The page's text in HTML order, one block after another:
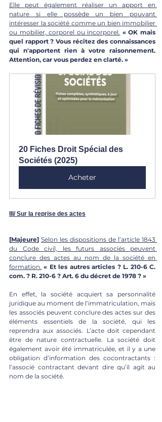
Elle peut également réaliser un apport en
nature si elle possède un bien pouvant
intéresser la société comme un bien immobilier
ou mobilier, corporel ou incorporel. « OK mais
quel rapport ? Vous récitez des connaissances
qui n'apportent rien à votre raisonnement.
Attention, car vous perdez en clarté. »
20 Fiches Droit Spécial des
Sociétés (2025)
Acheter
III/ Sur la reprise des actes
[Majeure] Selon les dispositions de l’article 1843
du Code civil, les futurs associés peuvent
conclure des actes au nom de la société en
formation. « Et les autres articles ? L. 210-6 C.
com. ? R. 210-6 ? Art. 6 du décret de 1978 ? »
En effet, la société acquiert sa personnalité
juridique au moment de l’immatriculation, mais
les associés peuvent conclure des actes sur des
éléments essentiels de la société, qui les
reprendra aux associés. L’acte doit cependant
être de nature contractuelle. La société doit
également avoir été immatriculée, et il y a une
obligation d’information des cocontractants :
l’associé contractant devant dire qu’il agit au
nom de la société.